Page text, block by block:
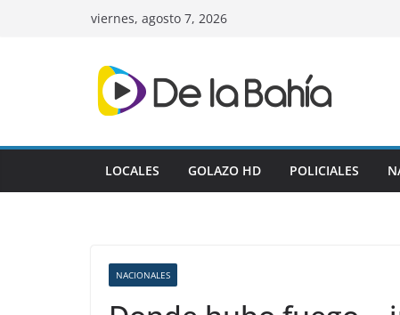
viernes, agosto 7, 2026
LOCALES GOLAZO HD POLICIALES
NACIONALES